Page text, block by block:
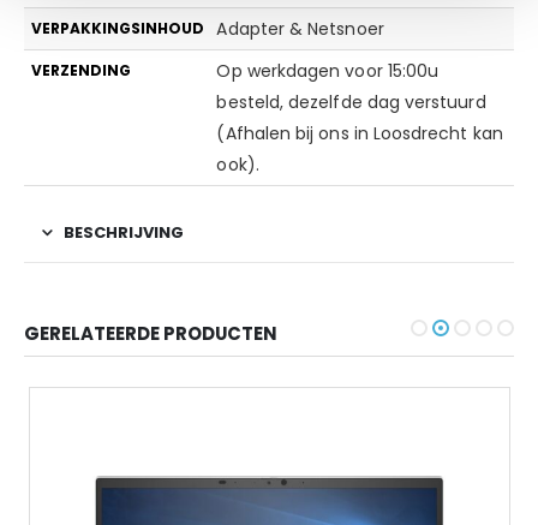
VERPAKKINGSINHOUD Adapter & Netsnoer
VERZENDING
Op werkdagen voor 15:00u
besteld, dezelfde dag verstuurd
(Afhalen bij ons in Loosdrecht kan
ook).
BESCHRIJVING
GERELATEERDE PRODUCTEN